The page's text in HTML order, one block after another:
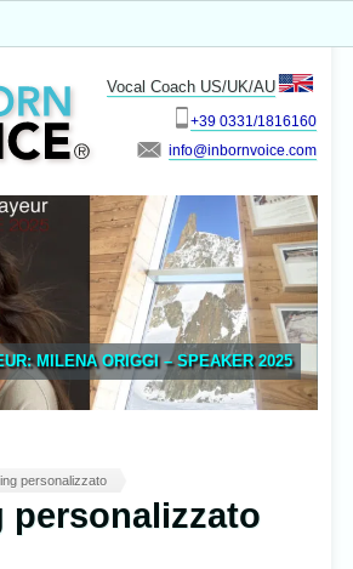
Vocal Coach US/UK/AU
+39 0331/1816160
info
MILENA ORIGGI – SPEAKER 2025
personalizzato
personalizzato